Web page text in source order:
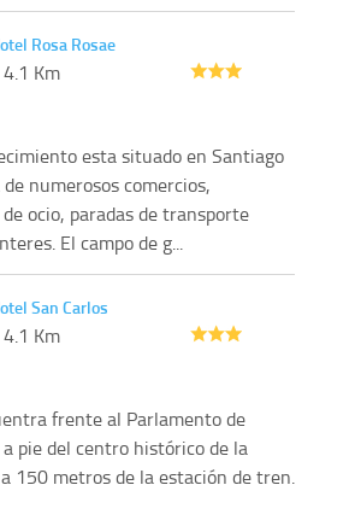
Rosa Rosae
Km
esta situado en Santiago
numerosos comercios,
ocio, paradas de transporte
El campo de g...
San Carlos
Km
frente al Parlamento de
pie del centro histórico de la
150 metros de la estación de tren.